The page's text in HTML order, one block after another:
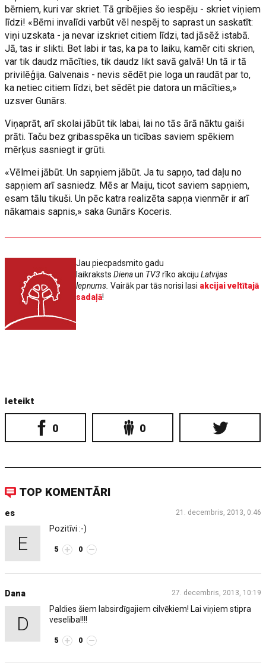
bērniem, kuri var skriet. Tā gribējies šo iespēju - skriet viņiem
līdzi! «Bērni invalīdi varbūt vēl nespēj to saprast un saskatīt:
viņi uzskata - ja nevar izskriet citiem līdzi, tad jāsēž istabā.
Jā, tas ir slikti. Bet labi ir tas, ka pa to laiku, kamēr citi skrien,
var tik daudz mācīties, tik daudz likt savā galvā! Un tā ir tā
privilēģija. Galvenais - nevis sēdēt pie loga un raudāt par to,
ka netiec citiem līdzi, bet sēdēt pie datora un mācīties,»
uzsver Gunārs.
Viņaprāt, arī skolai jābūt tik labai, lai no tās ārā nāktu gaiši
prāti. Taču bez gribasspēka un ticības saviem spēkiem
mērķus sasniegt ir grūti.
«Vēlmei jābūt. Un sapņiem jābūt. Ja tu sapņo, tad daļu no
sapņiem arī sasniedz. Mēs ar Maiju, ticot saviem sapņiem,
esam tālu tikuši. Un pēc katra realizēta sapņa vienmēr ir arī
nākamais sapnis,» saka Gunārs Koceris.
Jau piecpadsmito gadu
laikrakstsDienaun TV3 rīko akcijuLatvijas
lepnums.Vairāk par tās norisi lasi akcijai veltītajā
sadaļā!
Ieteikt
0 0
TOP KOMENTĀRI
21. decembris, 2013, 0:46
es
E
Pozitīvi :-)
5 0
27. decembris, 2013, 10:19
Dana
D
Paldies šiem labsirdīgajiem cilvēkiem! Lai viņiem stipra
veselība!!!!
5 0